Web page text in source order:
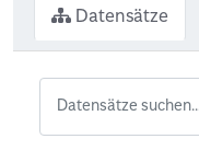
Datensätze